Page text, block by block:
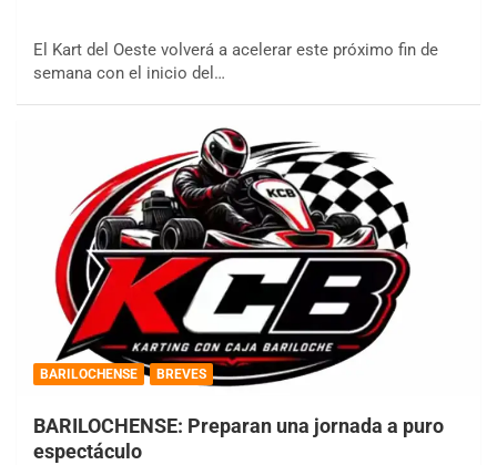
El Kart del Oeste volverá a acelerar este próximo fin de
semana con el inicio del…
BARILOCHENSE BREVES
BARILOCHENSE: Preparan una jornada a puro
espectáculo